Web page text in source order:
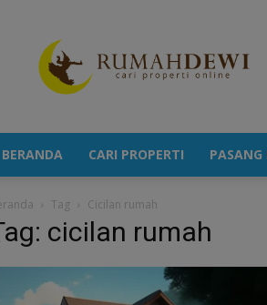
Berita
Properti
Terkini
BERANDA CARI PROPERTI PASANG
Tag Cicilan rumah
cicilan rumah